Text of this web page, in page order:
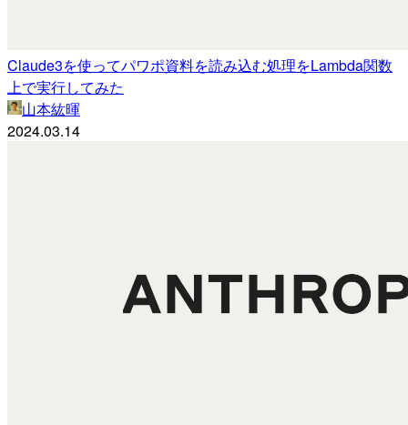
Claude3を使ってパワポ資料を読み込む処理をLambda関数
上で実行してみた
山本紘暉
2024.03.14